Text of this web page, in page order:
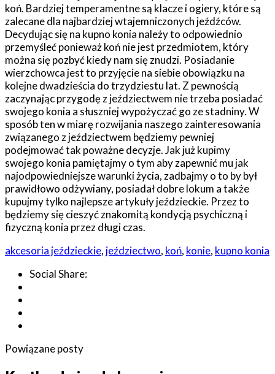
koń. Bardziej temperamentne są klacze i ogiery, które są
zalecane dla najbardziej wtajemniczonych jeźdźców.
Decydując się na kupno konia należy to odpowiednio
przemyśleć ponieważ koń nie jest przedmiotem, który
można się pozbyć kiedy nam się znudzi. Posiadanie
wierzchowca jest to przyjęcie na siebie obowiązku na
kolejne dwadzieścia do trzydziestu lat. Z pewnością
zaczynając przygodę z jeździectwem nie trzeba posiadać
swojego konia a słuszniej wypożyczać go ze stadniny. W
sposób ten w miarę rozwijania naszego zainteresowania
związanego z jeździectwem będziemy pewniej
podejmować tak poważne decyzje. Jak już kupimy
swojego konia pamiętajmy o tym aby zapewnić mu jak
najodpowiedniejsze warunki życia, zadbajmy o to by był
prawidłowo odżywiany, posiadał dobre lokum a także
kupujmy tylko najlepsze artykuły jeździeckie. Przez to
będziemy się cieszyć znakomitą kondycją psychiczną i
fizyczną konia przez długi czas.
akcesoria jeździeckie, jeździectwo, koń, konie, kupno konia
Social Share:
Powiązane posty